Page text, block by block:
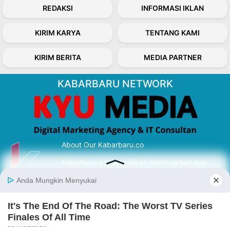
REDAKSI INFORMASI IKLAN
KIRIM KARYA TENTANG KAMI
KIRIM BERITA MEDIA PARTNER
KABARBARU NETWORK
About Our Kabarbaru.co
Kabarbaru.co menyajikan berita aktual dan
serta terverifikasi dari sumber yang tepat.
Follow Kabarbaru